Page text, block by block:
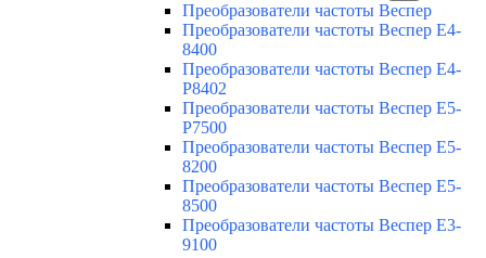
Преобразователи частоты Веспер
Преобразователи частоты Веспер E4-
8400
Преобразователи частоты Веспер E4-
P8402
Преобразователи частоты Веспер E5-
P7500
Преобразователи частоты Веспер E5-
8200
Преобразователи частоты Веспер E5-
8500
Преобразователи частоты Веспер E3-
9100